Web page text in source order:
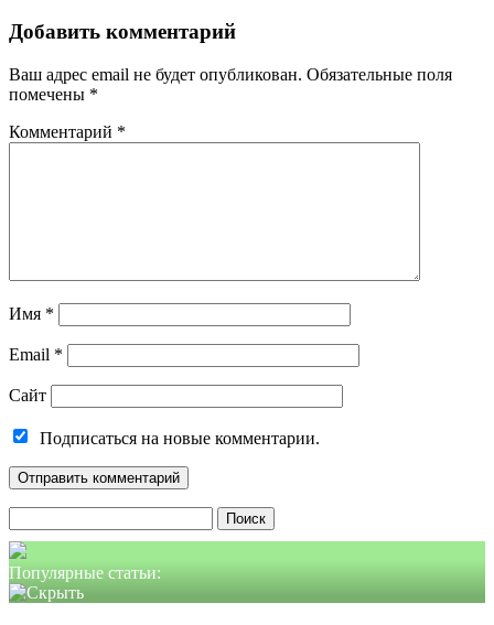
Добавить комментарий
Ваш адрес email не будет опубликован. Обязательные поля
помечены *
Комментарий *
Имя *
Email *
Сайт
Подписаться на новые комментарии.
Популярные статьи: